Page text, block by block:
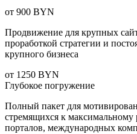
от 900 BYN
Продвижение для крупных
проработкой стратегии и
крупного бизнеса
от 1250 BYN
Глубокое погружение
Полный пакет для
стремящихся к максимальному
порталов, международных